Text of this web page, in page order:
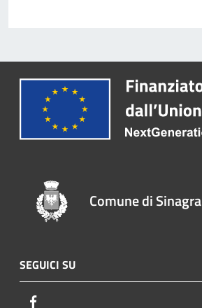
Comune di Sinagra
SEGUICI SU